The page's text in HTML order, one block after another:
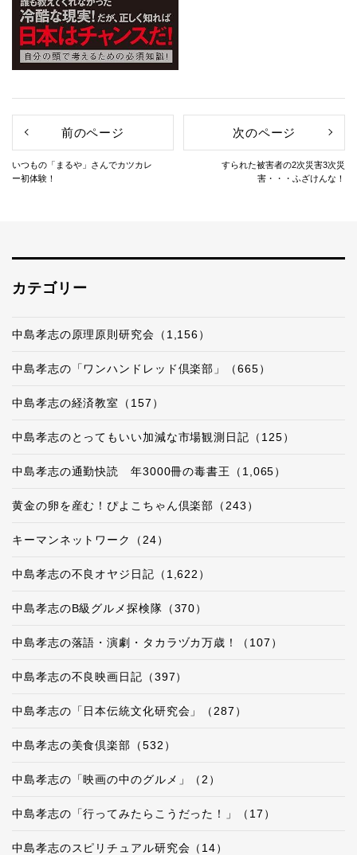
前のページ
いつもの「まるや」さんでカツカレ
ー初体験！
次のページ
すられた被害者の2次災害3次災
害・・・ふざけんな！
カテゴリー
中島孝志の原理原則研究会（1,156）
中島孝志の「ワンハンドレッド倶楽部」（665）
中島孝志の経済教室（157）
中島孝志のとってもいい加減な市場観測日記（125）
中島孝志の通勤快読 年3000冊の毒書王（1,065）
黄金の卵を産む！ぴよこちゃん倶楽部（243）
キーマンネットワーク（24）
中島孝志の不良オヤジ日記（1,622）
中島孝志のB級グルメ探検隊（370）
中島孝志の落語・演劇・タカラヅカ万歳！（107）
中島孝志の不良映画日記（397）
中島孝志の「日本伝統文化研究会」（287）
中島孝志の美食倶楽部（532）
中島孝志の「映画の中のグルメ」（2）
中島孝志の「行ってみたらこうだった！」（17）
中島孝志のスピリチュアル研究会（14）